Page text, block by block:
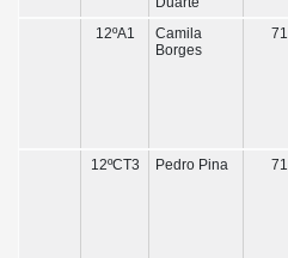
12ºA1
Camila
Borges
71
12ºCT3 Pedro Pina 71